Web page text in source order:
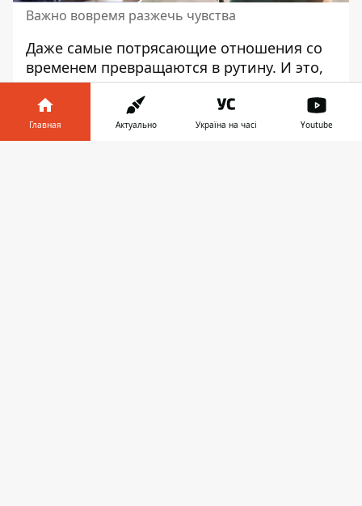
Важно вовремя разжечь чувства
Даже самые потрясающие отношения со
временем превращаются в рутину. И это,
как уверяют психологи, является
обычным явлением. Главное - вовремя это
проявить и снова разжечь чувство
. Если
вы все-таки хотите вернуть былую
Главная Актуально Україна на часі Youtube